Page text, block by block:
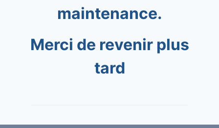
maintenance.
Merci de revenir plus
tard